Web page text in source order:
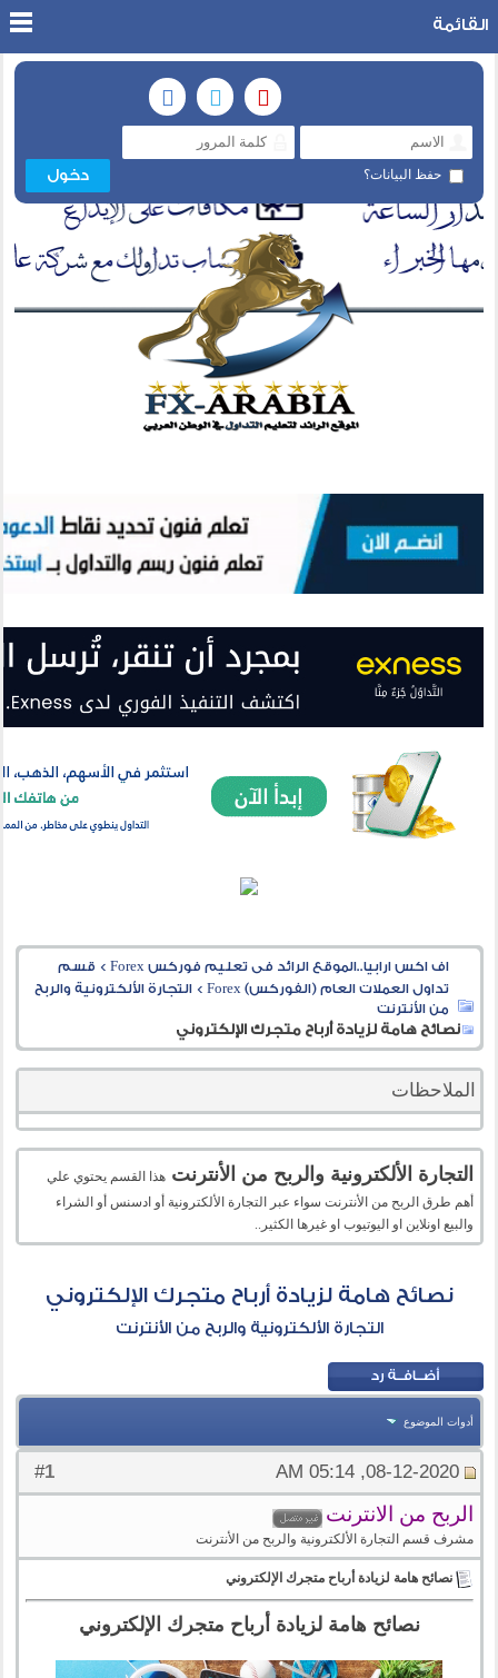
حفظ البيانات؟
القائمة
اف اكس ارابيا..الموقع الرائد فى تعليم فوركس Forex > قسم
تداول العملات العام (الفوركس) Forex
>التجارة الألكترونية والربح
من الأنترنت
نصائح هامة لزيادة أرباح متجرك الإلكتروني
الملاحظات
التجارة الألكترونية والربح من الأنترنت هذا القسم يحتوي علي
أهم طرق الربح من الأنترنت سواء عبر التجارة الألكترونية أو ادسنس أو الشراء
والبيع اونلاين او اليوتيوب او غيرها الكثير..
نصائح هامة لزيادة أرباح متجرك الإلكتروني
التجارة الألكترونية والربح من الأنترنت
أدوات الموضوع
#
1 08-12-2020, 05:14 AM
الربح من الانترنت
مشرف قسم التجارة الألكترونية والربح من الأنترنت
نصائح هامة لزيادة أرباح متجرك الإلكتروني
نصائح هامة لزيادة أرباح متجرك الإلكتروني